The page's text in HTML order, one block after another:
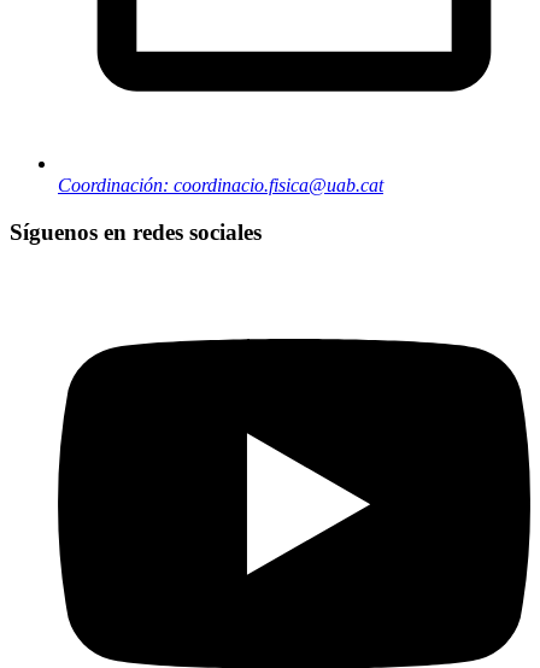
Coordinación: coordinacio.fisica@uab.cat
Síguenos en redes sociales